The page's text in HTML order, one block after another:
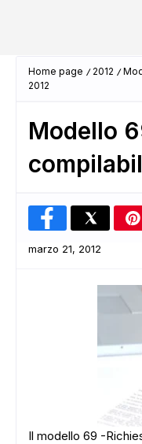
Home page 2012
2012
Modello
marzo 21, 2012
Il modello 69 -